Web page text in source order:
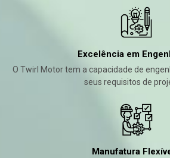
Excelência em
O Twirl Motor tem a capacidade de
seus requisitos de
Manufatura